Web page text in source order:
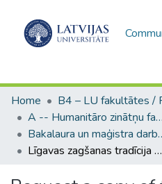
Home
A -- Humanitāro zinātņu fakultāte / Faculty of Humanities
Bakalaura un maģistra
Līgavas zagšanas tradīcija un transformācija 20.gs. 2 puses un 21. gs. sākuma latviešu un lietuviešu materiālos